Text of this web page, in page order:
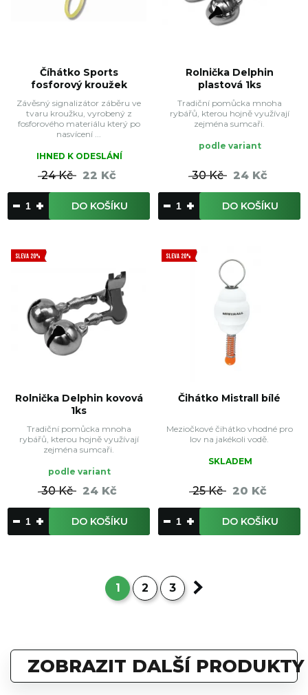
Číhátko Sports
fosforový kroužek
Závěsný signalizátor záběru ve
tvaru kroužku, vyrobený z
fosforového materiálu který po
nasvícení ...
IHNED K ODESLÁNÍ
24 Kč 22 Kč
DO KOŠÍKU
Rolnička Delphin
plastová 1ks
Tradiční pomůcka mnoha
rybářů, kterou hojně využívají
zejména sumcaři.
podle variant
30 Kč 24 Kč
DO KOŠÍKU
SLEVA 20%
Rolnička Delphin kovová
1ks
Tradiční pomůcka mnoha
rybářů, kterou hojně využívají
zejména sumcaři.
podle variant
30 Kč 24 Kč
DO KOŠÍKU
SLEVA 20%
Čihátko Mistrall bílé
Meziočkové čihátko vhodné pro
lov na jakékoli vodě.
SKLADEM
25 Kč 20 Kč
DO KOŠÍKU
1 2 3
ZOBRAZIT DALŠÍ PRODUKTY